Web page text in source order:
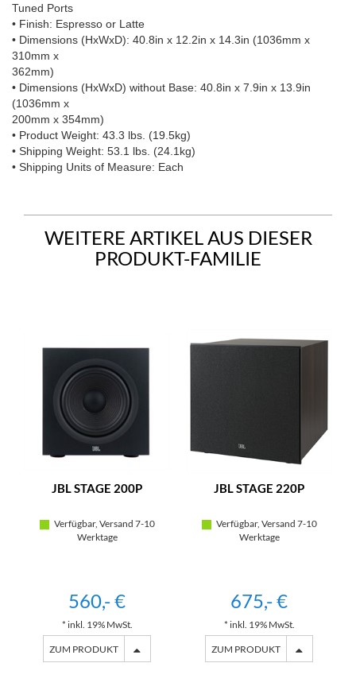
Tuned Ports
• Finish: Espresso or Latte
• Dimensions (HxWxD): 40.8in x 12.2in x 14.3in (1036mm x
310mm x
362mm)
• Dimensions (HxWxD) without Base: 40.8in x 7.9in x 13.9in
(1036mm x
200mm x 354mm)
• Product Weight: 43.3 lbs. (19.5kg)
• Shipping Weight: 53.1 lbs. (24.1kg)
• Shipping Units of Measure: Each
WEITERE ARTIKEL AUS DIESER
PRODUKT-FAMILIE
JBL STAGE 200P
Verfügbar, Versand 7-10
Werktage
560,- €
* inkl. 19% MwSt.
ZUM PRODUKT
JBL STAGE 220P
Verfügbar, Versand 7-10
Werktage
675,- €
* inkl. 19% MwSt.
ZUM PRODUKT